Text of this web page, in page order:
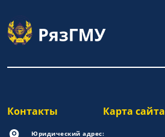
Контакты Карта сайта
Юридический адрес: